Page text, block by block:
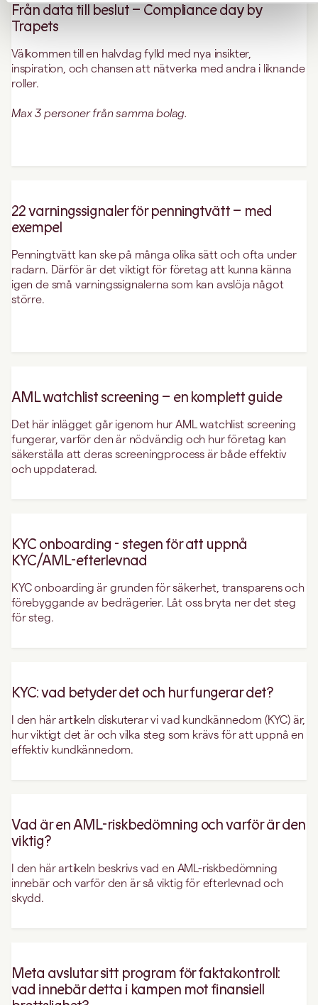
Från data till beslut – Compliance day by
Trapets
Välkommen till en halvdag fylld med nya insikter,
inspiration, och chansen att nätverka med andra i liknande
roller.
Max 3 personer från samma bolag.
22 varningssignaler för penningtvätt – med
exempel
Penningtvätt kan ske på många olika sätt och ofta under
radarn. Därför är det viktigt för företag att kunna känna
igen de små varningssignalerna som kan avslöja något
större.
AML watchlist screening – en komplett guide
Det här inlägget går igenom hur AML watchlist screening
fungerar, varför den är nödvändig och hur företag kan
säkerställa att deras screeningprocess är både effektiv
och uppdaterad.
KYC onboarding - stegen för att uppnå
KYC/AML-efterlevnad
KYC onboarding är grunden för säkerhet, transparens och
förebyggande av bedrägerier. Låt oss bryta ner det steg
för steg.
KYC: vad betyder det och hur fungerar det?
I den här artikeln diskuterar vi vad kundkännedom (KYC) är,
hur viktigt det är och vilka steg som krävs för att uppnå en
effektiv kundkännedom.
Vad är en AML-riskbedömning och varför är den
viktig?
I den här artikeln beskrivs vad en AML-riskbedömning
innebär och varför den är så viktig för efterlevnad och
skydd.
Meta avslutar sitt program för faktakontroll:
vad innebär detta i kampen mot finansiell